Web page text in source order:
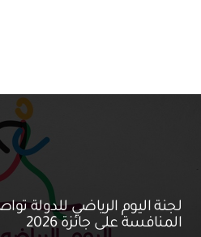
لجنة اليوم الرياضي للدولة
المنافسة على جائزة 2026